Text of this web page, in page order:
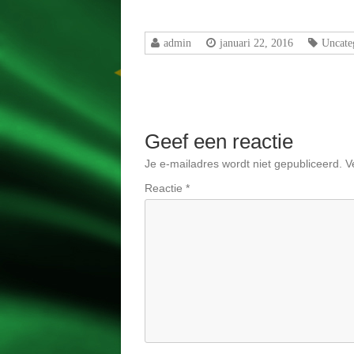
admin januari 22, 2016
Geef een reactie
Je e-mailadres wordt niet gepubliceerd.
Reactie *